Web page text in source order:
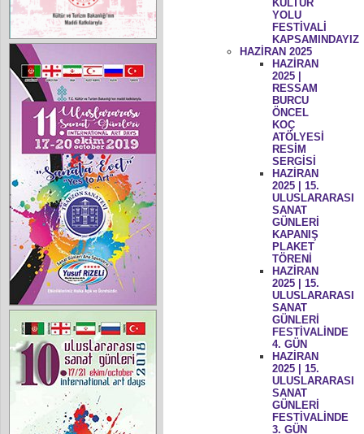
KÜLTÜR
YOLU
FESTİVALİ
KAPSAMINDAYIZ
HAZİRAN 2025
HAZİRAN
2025 |
RESSAM
BURCU
ÖNCEL
KOÇ
ATÖLYESİ
RESİM
SERGİSİ
HAZİRAN
2025 | 15.
ULUSLARARASI
SANAT
GÜNLERİ
KAPANIŞ
PLAKET
TÖRENİ
HAZİRAN
2025 | 15.
ULUSLARARASI
SANAT
GÜNLERİ
FESTİVALİNDE
4. GÜN
HAZİRAN
2025 | 15.
ULUSLARARASI
SANAT
GÜNLERİ
FESTİVALİNDE
3. GÜN